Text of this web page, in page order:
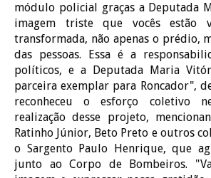
módulo policial graças a Deputada
imagem triste que vocês estão
transformada, não apenas o prédio,
das pessoas. Essa é a
políticos, e a Deputada Maria
parceira exemplar para Roncador",
reconheceu o esforço coletivo
realização desse projeto,
Ratinho Júnior, Beto Preto e outros
o Sargento Paulo Henrique, que
junto ao Corpo de Bombeiros.